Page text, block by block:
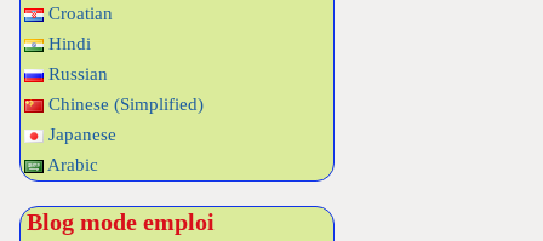
Croatian
Hindi
Russian
Chinese (Simplified)
Japanese
Arabic
Blog mode emploi